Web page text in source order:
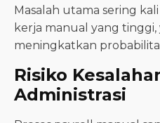
Masalah utama sering
kerja manual yang
meningkatkan
Risiko
Administrasi